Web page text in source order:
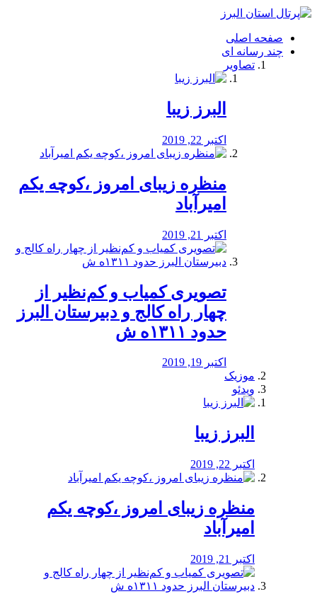
فصد
شرق
تهران
خشکشویی
صفحه اصلی
چند رسانه ای
تصاویر
البرز زیبا
اکتبر 22, 2019
منظره‌‌ زیبای امروز ،کوچه یکم
امیرآباد
اکتبر 21, 2019
️تصویری کمیاب و کم‌نظیر از
چهار راه كالج و دبيرستان البرز
حدود ۱۳۱۱ه ش
اکتبر 19, 2019
موزیک
ویدئو
البرز زیبا
اکتبر 22, 2019
منظره‌‌ زیبای امروز ،کوچه یکم
امیرآباد
اکتبر 21, 2019